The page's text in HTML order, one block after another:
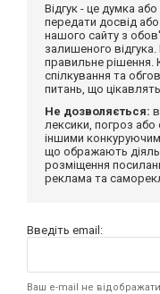
Відгук - це думка
передати досвід
нашого сайту з
залишеного
правильне рішення.
спілкування та
питань, що цікавлять.
Не дозволяється:
лексики, погроз або
іншими
що ображають
розміщення
реклама та
Введіть email:
Ваш e-mail не